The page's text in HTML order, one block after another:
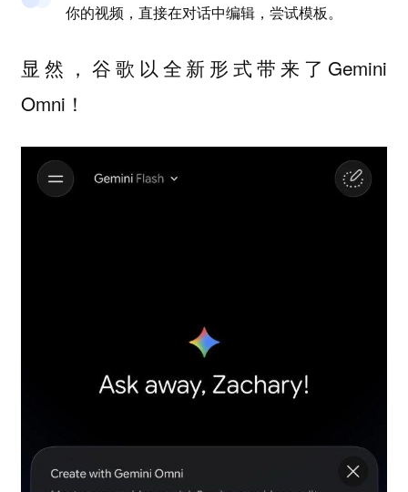
你的视频，直接在对话中编辑，尝试模板。
显然，谷歌以全新形式带来了Gemini
Omni！